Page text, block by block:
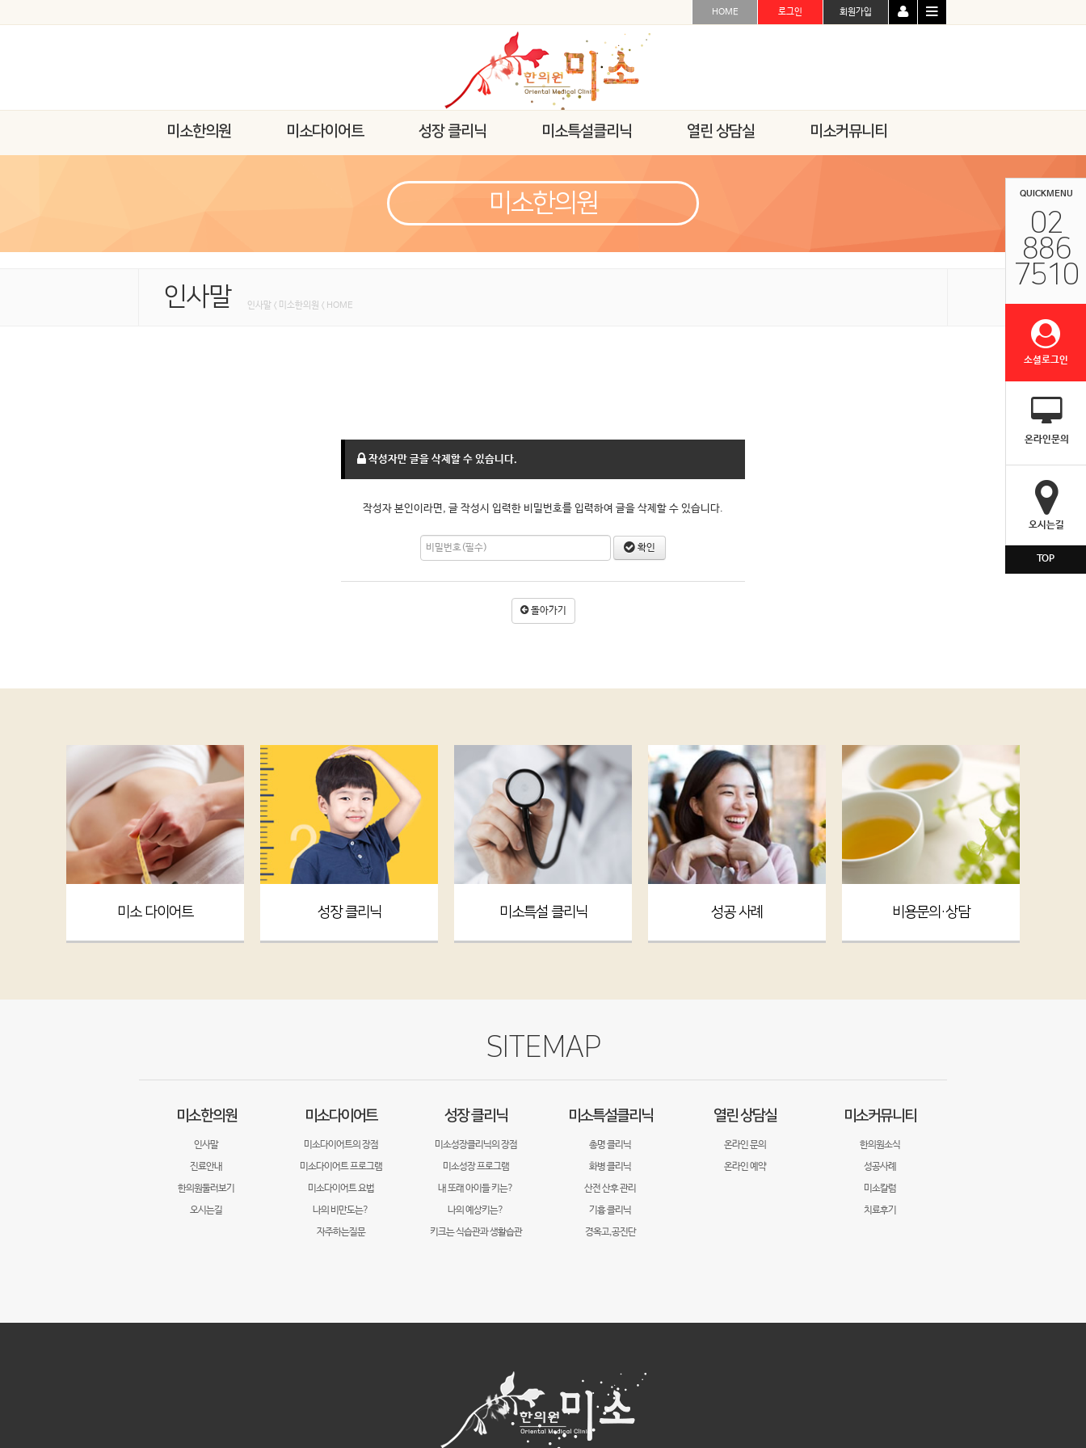
QUICKMENU
02
886
7510
소셜로그인
온라인문의
오시는길
TOP
HOME 로그인 회원가입
미소한의원 미소다이어트 성장 클리닉 미소특설클리닉 열린 상담실 미소커뮤니티
미소한의원
인사말 인사말 < 미소한의원 < HOME
작성자만 글을 삭제할 수 있습니다.
작성자 본인이라면, 글 작성시 입력한 비밀번호를 입력하여 글을 삭제할 수 있습니다.
확인
돌아가기
미소 다이어트 성장 클리닉 미소특설 클리닉 성공 사례 비용문의·상담
SITEMAP
미소한의원
인사말
진료안내
한의원둘러보기
오시는길
미소다이어트
미소다이어트의 장점
미소다이어트 프로그램
미소다이어트 요법
나의 비만도는?
자주하는질문
성장 클리닉
미소성장클리닉의 장점
미소성장 프로그램
내 또래 아이들 키는?
나의 예상키는?
키크는 식습관과 생활습관
미소특설클리닉
총명 클리닉
화병 클리닉
산전 산후 관리
기흉 클리닉
경옥고,공진단
열린 상담실
온라인 문의
온라인 예약
미소커뮤니티
한의원소식
성공사례
미소칼럼
치료후기